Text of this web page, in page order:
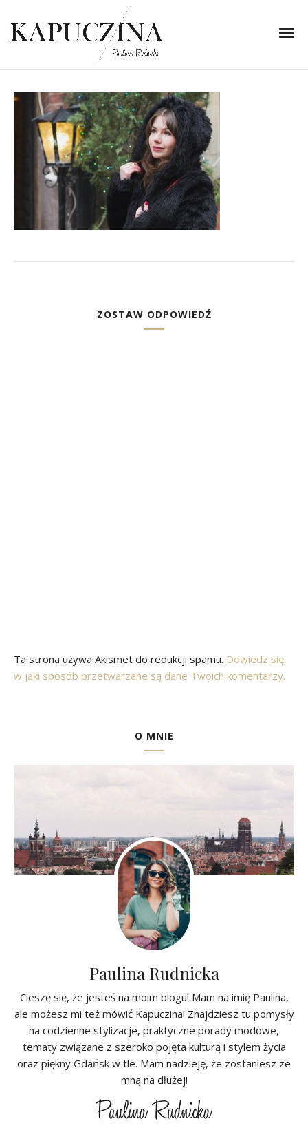
4 grudnia 2013
IMG_4987
Written by
ZOSTAW ODPOWIEDŹ
Ta strona używa Akismet do redukcji spamu. Dowiedz się,
w jaki sposób przetwarzane są dane Twoich komentarzy.
O MNIE
Paulina Rudnicka
Cieszę się, że jesteś na moim blogu! Mam na imię Paulina,
ale możesz mi też mówić Kapuczina! Znajdziesz tu pomysły
na codzienne stylizacje, praktyczne porady modowe,
tematy związane z szeroko pojęta kulturą i stylem życia
oraz piękny Gdańsk w tle. Mam nadzieję, że zostaniesz ze
mną na dłużej!